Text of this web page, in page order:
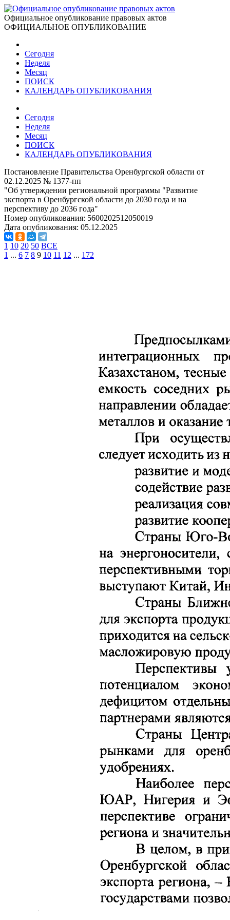
Официальное опубликование правовых актов
ОФИЦИАЛЬНОЕ ОПУБЛИКОВАНИЕ
Сегодня
Неделя
Месяц
ПОИСК
КАЛЕНДАРЬ ОПУБЛИКОВАНИЯ
Сегодня
Неделя
Месяц
ПОИСК
КАЛЕНДАРЬ ОПУБЛИКОВАНИЯ
Постановление Правительства Оренбургской области от
02.12.2025 № 1377-пп
"Об утверждении региональной программы "Развитие
экспорта в Оренбургской области до 2030 года и на
перспективу до 2036 года"
Номер опубликования: 5600202512050019
Дата опубликования: 05.12.2025
1 10 20 50 ВСЕ
1 ... 6 7 8 9 10 11 12 ... 172